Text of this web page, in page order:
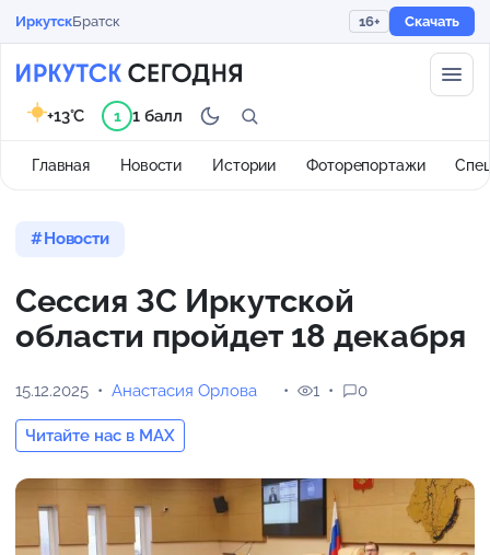
ИркутскБратск 16+ Скачать
Главная Новости Истории Фоторепортажи
+13°C 1 1 балл
Новости
Сессия ЗС Иркутской
области пройдет 18 декабря
15.12.2025 Анастасия Орлова
Читайте нас в MAX
1 0